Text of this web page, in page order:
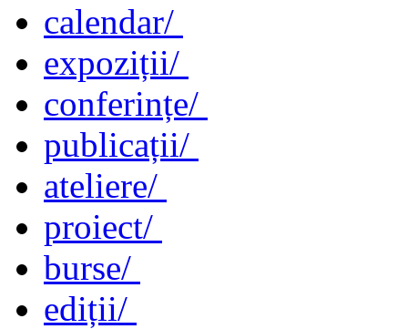
calendar/
expoziții/
conferințe/
publicații/
ateliere/
proiect/
burse/
ediții/